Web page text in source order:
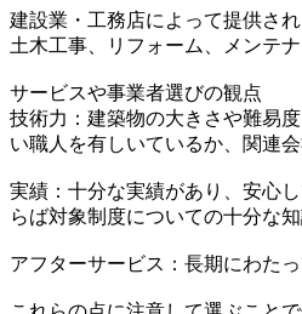
建設業・工務店によって提供さ
土木工事、リフォーム、メンテ
サービスや事業者選びの観点
技術力：建築物の大きさや難易
い職人を有しいているか、関連
実績：十分な実績があり、安心
らば対象制度についての十分な
アフターサービス：長期にわた